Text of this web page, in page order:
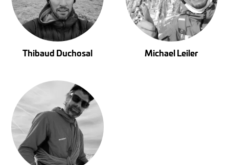
Thibaud Duchosal Michael Leiler